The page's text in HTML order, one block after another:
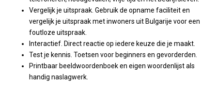
Vergelijk je uitspraak. Gebruik de opname faciliteit en
vergelijk je uitspraak met inwoners uit Bulgarije voor een
foutloze uitspraak.
Interactief. Direct reactie op iedere keuze die je maakt.
Test je kennis. Toetsen voor beginners en gevorderden.
Printbaar beeldwoordenboek en eigen woordenlijst als
handig naslagwerk.